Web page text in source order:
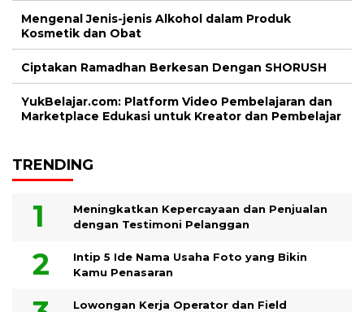
Mengenal Jenis-jenis Alkohol dalam Produk
Kosmetik dan Obat
Ciptakan Ramadhan Berkesan Dengan SHORUSH
YukBelajar.com: Platform Video Pembelajaran dan
Marketplace Edukasi untuk Kreator dan Pembelajar
TRENDING
Meningkatkan Kepercayaan dan Penjualan
dengan Testimoni Pelanggan
Intip 5 Ide Nama Usaha Foto yang Bikin
Kamu Penasaran
Lowongan Kerja Operator dan Field